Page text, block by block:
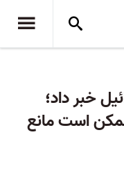
خبر داد؛
است مانع